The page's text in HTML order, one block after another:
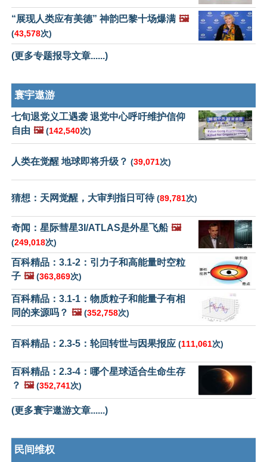
“展现人类应有美德” 神韵巴黎十场爆满 🖼️
(43,578次)
(更多专题报导文章......)
寰宇遨游
七旬退党义工遇袭 退党中心呼吁维护信仰
自由 🖼️ (142,540次)
人类在觉醒 地球即将升级？ (39,071次)
猜想：天网觉醒，大审判指日可待(89,781次)
奇闻：星际彗星3I/ATLAS是外星飞船 🖼️
(249,018次)
百科精品：3.1-2：引力子和高能量时空粒
子 🖼️ (363,869次)
百科精品：3.1-1：物质粒子和能量子有相
同的来源吗？ 🖼️ (352,758次)
百科精品：2.3-5：轮回转世与因果报应 (111,061次)
百科精品：2.3-4：哪个星球适合生命生存
？ 🖼️ (352,741次)
(更多寰宇遨游文章......)
民间维权